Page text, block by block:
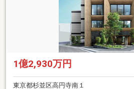
1億2,930万円
東京都杉並区高円寺南１